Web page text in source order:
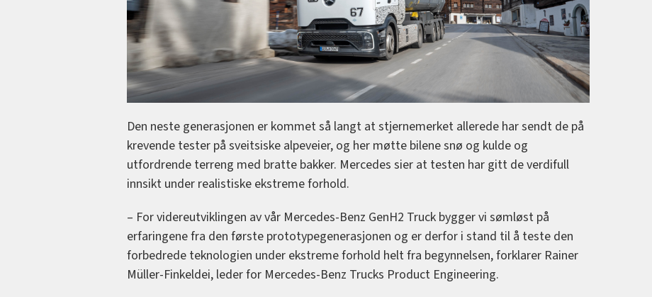
Den neste generasjonen er kommet så langt at stjernemerket allerede har sendt de på
krevende tester på sveitsiske alpeveier, og her møtte bilene snø og kulde og
utfordrende terreng med bratte bakker. Mercedes sier at testen har gitt de verdifull
innsikt under realistiske ekstreme forhold.
– For videreutviklingen av vår Mercedes-Benz GenH2 Truck bygger vi sømløst på
erfaringene fra den første prototypegenerasjonen og er derfor i stand til å teste den
forbedrede teknologien under ekstreme forhold helt fra begynnelsen, forklarer Rainer
Müller-Finkeldei, leder for Mercedes-Benz Trucks Product Engineering.